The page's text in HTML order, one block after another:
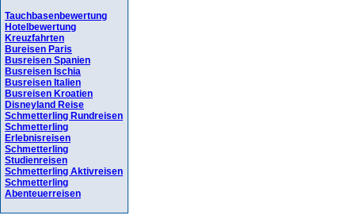
Tauchbasenbewertung
Hotelbewertung
Kreuzfahrten
Bureisen Paris
Busreisen Spanien
Busreisen Ischia
Busreisen Italien
Busreisen Kroatien
Disneyland Reise
Schmetterling Rundreisen
Schmetterling
Erlebnisreisen
Schmetterling
Studienreisen
Schmetterling Aktivreisen
Schmetterling
Abenteuerreisen